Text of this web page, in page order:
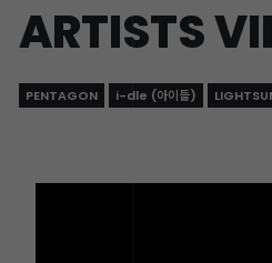
ARTISTS
PENTAGON i-dle (아이들)